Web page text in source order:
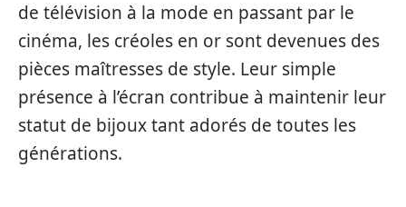
de télévision à la mode en passant par le
cinéma, les créoles en or sont devenues des
pièces maîtresses de style. Leur simple
présence à l’écran contribue à maintenir leur
statut de bijoux tant adorés de toutes les
générations.